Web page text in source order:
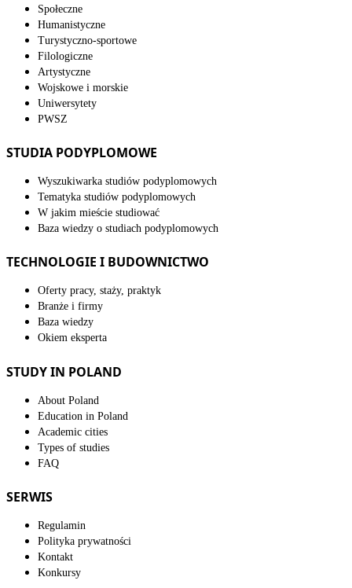
Społeczne
Humanistyczne
Turystyczno-sportowe
Filologiczne
Artystyczne
Wojskowe i morskie
Uniwersytety
PWSZ
STUDIA PODYPLOMOWE
Wyszukiwarka studiów podyplomowych
Tematyka studiów podyplomowych
W jakim mieście studiować
Baza wiedzy o studiach podyplomowych
TECHNOLOGIE I BUDOWNICTWO
Oferty pracy, staży, praktyk
Branże i firmy
Baza wiedzy
Okiem eksperta
STUDY IN POLAND
About Poland
Education in Poland
Academic cities
Types of studies
FAQ
SERWIS
Regulamin
Polityka prywatności
Kontakt
Konkursy